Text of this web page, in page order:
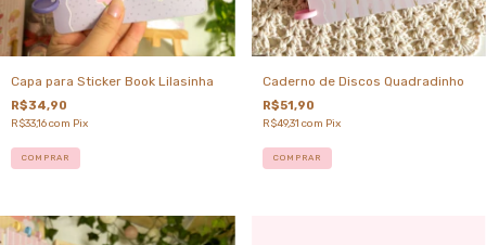
Capa para Sticker Book Lilasinha
R$34,90
R$33,16com Pix
Caderno de Discos Quadradinho
R$51,90
R$49,31 com Pix